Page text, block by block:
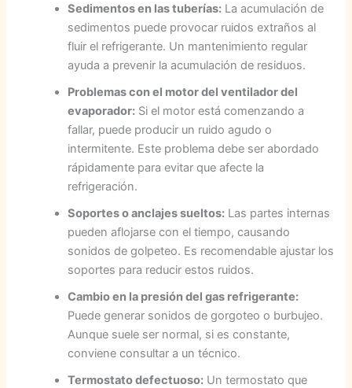
Sedimentos en las tuberías: La acumulación de
sedimentos puede provocar ruidos extraños al
fluir el refrigerante. Un mantenimiento regular
ayuda a prevenir la acumulación de residuos.
Problemas con el motor del ventilador del
evaporador: Si el motor está comenzando a
fallar, puede producir un ruido agudo o
intermitente. Este problema debe ser abordado
rápidamente para evitar que afecte la
refrigeración.
Soportes o anclajes sueltos: Las partes internas
pueden aflojarse con el tiempo, causando
sonidos de golpeteo. Es recomendable ajustar los
soportes para reducir estos ruidos.
Cambio en la presión del gas refrigerante:
Puede generar sonidos de gorgoteo o burbujeo.
Aunque suele ser normal, si es constante,
conviene consultar a un técnico.
Termostato defectuoso: Un termostato que